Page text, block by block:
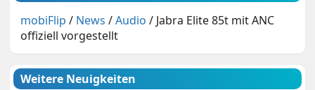
mobiFlip / News /Audio / Jabra Elite 85t mit ANC
offiziell vorgestellt
Weitere Neuigkeiten